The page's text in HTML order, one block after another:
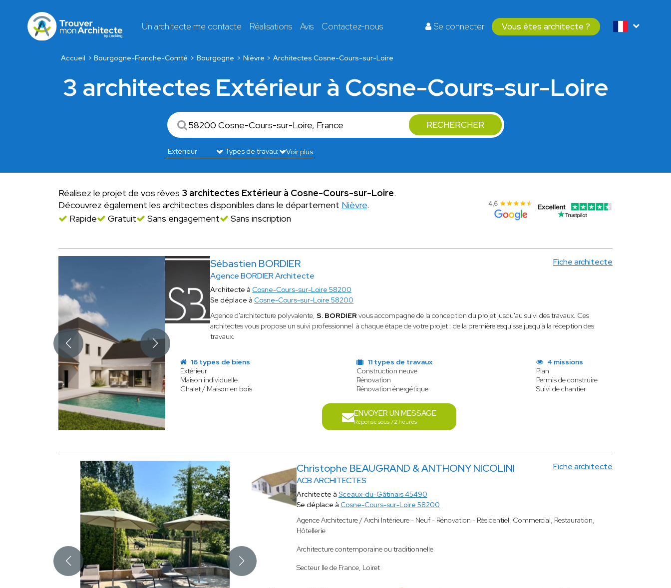
Un architecte me contacte Réalisations Avis Contactez-nous Se connecter Vous êtes architecte ?
Accueil Bourgogne-Franche-Comté Bourgogne Nièvre Architectes Cosne-Cours-sur-Loire
3 architectes Extérieur à Cosne-Cours-sur-Loire
RECHERCHER
Voir plus
Réalisez le projet de vos rêves 3 architectes Extérieur à Cosne-Cours-sur-Loire.
Découvrez également les architectes disponibles dans le département Nièvre.
Rapide
Gratuit Sans engagement Sans inscription
Sébastien BORDIER
Agence BORDIER Architecte
Fiche architecte
Architecte à Cosne-Cours-sur-Loire 58200
Se déplace à Cosne-Cours-sur-Loire 58200
Agence d'architecture polyvalente,S. BORDIERvousaccompagne de la conception du projet jusqu'au suivi des travaux. Ces
architectes vous propose un suivi professionnel à chaque étape de votre projet : de la première esquisse jusqu'à la réception des
travaux.
16 types de biens
Extérieur
Maison individuelle
Chalet / Maison en bois
11 types de travaux
Construction neuve
Rénovation
Rénovation énergétique
4 missions
Plan
Permis de construire
Suivi de chantier
ENVOYER UN MESSAGE
Réponse sous 72 heures
Christophe BEAUGRAND & ANTHONY NICOLINI
ACB ARCHITECTES
Fiche architecte
Architecte à Sceaux-du-Gâtinais 45490
Se déplace à Cosne-Cours-sur-Loire 58200
Agence Architecture / Archi Intérieure - Neuf - Rénovation - Résidentiel, Commercial, Restauration,
Hôtellerie
Architecture contemporaine ou traditionnelle
Secteur Ile de France, Loiret